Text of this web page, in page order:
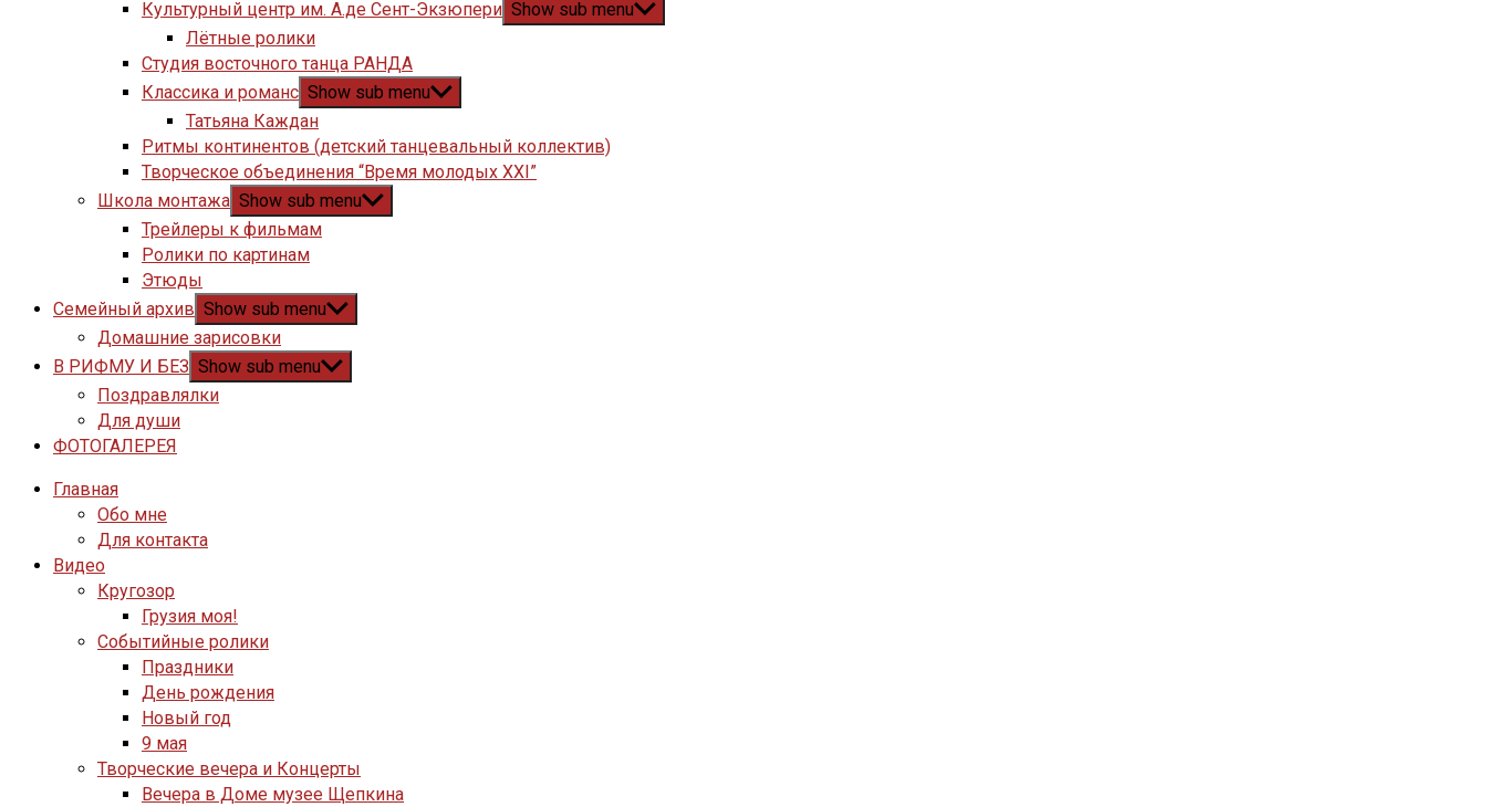
Культурный центр им. А.де Сент-Экзюпери Show sub menu
Лётные ролики
Студия восточного танца РАНДА
Классика и романс Show sub menu
Татьяна Каждан
Ритмы континентов (детский танцевальный коллектив)
Творческое объединения “Время молодых XXI”
Школа монтажа Show sub menu
Трейлеры к фильмам
Ролики по картинам
Этюды
Семейный архив Show sub menu
Домашние зарисовки
В РИФМУ И БЕЗ Show sub menu
Поздравлялки
Для души
ФОТОГАЛЕРЕЯ
Главная
Обо мне
Для контакта
Видео
Кругозор
Грузия моя!
Событийные ролики
Праздники
День рождения
Новый год
9 мая
Творческие вечера и Концерты
Вечера в Доме музее Щепкина